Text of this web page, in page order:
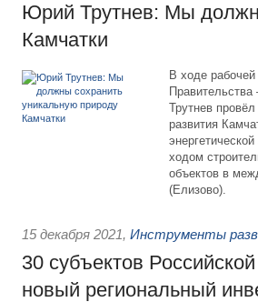
Юрий Трутнев: Мы
Камчатки
В ходе
Трутнев
развития
ходом
объектов в
(Елизово).
15 декабря 2021, Инструменты
30 субъектов
новый региональный